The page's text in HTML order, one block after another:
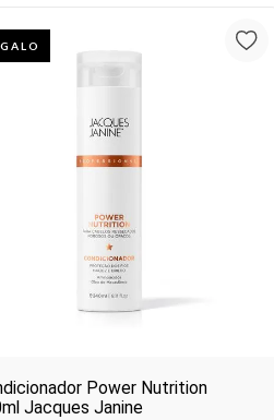
Power Nutrition
Jacques Janine